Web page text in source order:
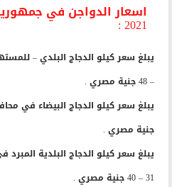
اسعار الدواجن في
2021 :
– 48 جنية مصري .
جنية مصري .
يبلغ سعر كيلو الدجاج البلدية
31 – 40 جنية مصري .